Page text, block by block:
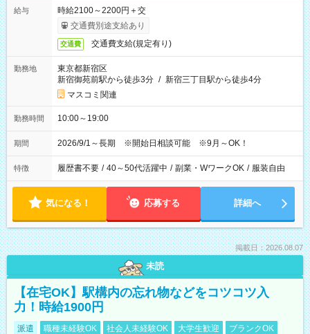
給与
時給2100～2200円＋交
交通費別途支給あり
交通費 交通費支給(規定有り)
勤務地
東京都新宿区
新宿御苑前駅から徒歩3分 / 新宿三丁目駅から徒歩4分
マスコミ関連
勤務時間 10:00～19:00
期間 2026/9/1～長期 ※開始日相談可能 ※9月～OK！
特徴 履歴書不要 / 40～50代活躍中 / 副業・WワークOK / 服装自由
気になる！ 応募する 詳細へ
掲載日：2026.08.07
未読
【在宅OK】駅構内の忘れ物などをコツコツ入
力！時給1900円
派遣 職種未経験OK 社会人未経験OK 大学生歓迎 ブランクOK